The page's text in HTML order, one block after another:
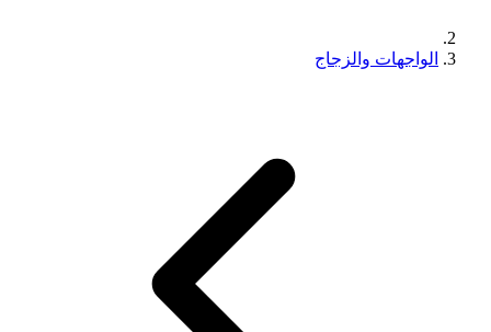
الواجهات والزجاج